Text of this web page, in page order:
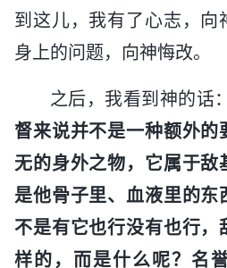
到这儿，我有了心志，向
身上的问题，向神悔改。
之后，我看到神的话
督来说并不是一种额外的
无的身外之物，它属于敌
是他骨子里、血液里的东
不是有它也行没有也行，
样的，而是什么呢？名